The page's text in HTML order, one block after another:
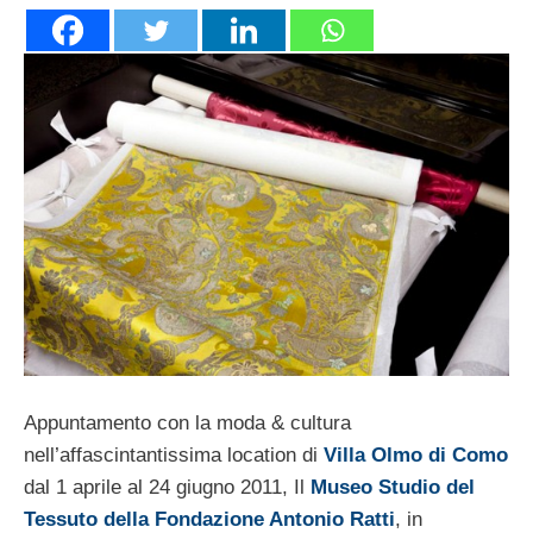
Appuntamento con la moda & cultura
nell’affascintantissima location di Villa Olmo di Como
dal 1 aprile al 24 giugno 2011, Il Museo Studio del
Tessuto della Fondazione Antonio Ratti, in